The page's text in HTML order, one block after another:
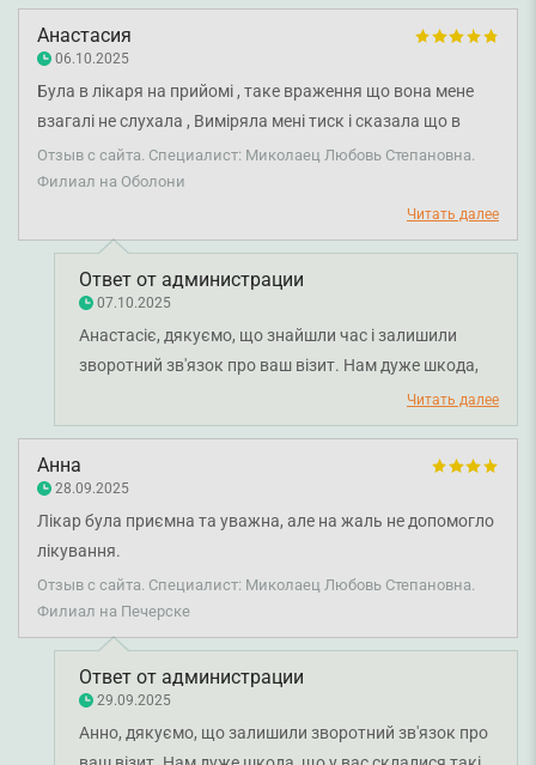
Анастасия
06.10.2025
Була в лікаря на прийомі , таке враження що вона мене
взагалі не слухала , Виміряла мені тиск і сказала що в
мене гіпертонія. Все По одному вимірюванню Направила
до кардіолога . Я її поясню я ходила до кардіолога УЗД
робила , аналізи здавала - все в нормі Кажу я тривожна
людина в мене може тиск підвищитись на фоні стресу .
Вона мене не почула . Через вашого не до лікаря мала
панічну атаку
Отзыв с сайта. Специалист: Миколаец Любовь Степановна.
Филиал на Оболони
Читать далее
Ответ от администрации
07.10.2025
Анастасіє, дякуємо, що знайшли час і залишили
зворотний зв'язок про ваш візит. Нам дуже шкода,
що у вас склалися такі враження про лікаря. Ми
передали ваші слова менеджеру з якості для
детального опрацювання ситуації. Бажаємо міцного
здоров'я.
Читать далее
Анна
28.09.2025
Лікар була приємна та уважна, але на жаль не допомогло
лікування.
Отзыв с сайта. Специалист: Миколаец Любовь Степановна.
Филиал на Печерске
Ответ от администрации
29.09.2025
Анно, дякуємо, що залишили зворотний зв'язок про